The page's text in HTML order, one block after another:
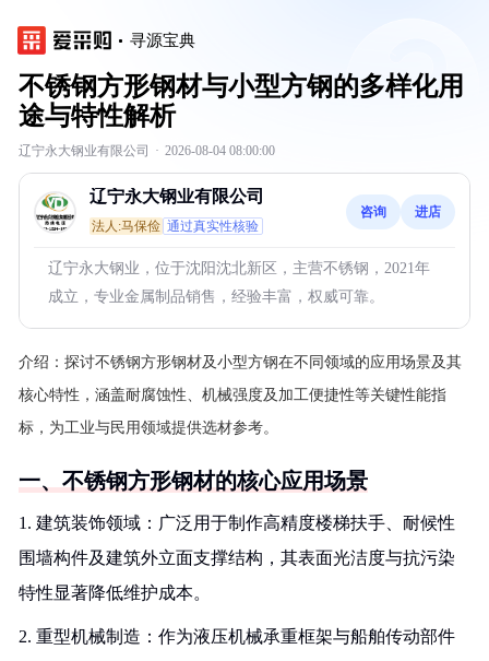
寻源宝典
不锈钢方形钢材与小型方钢的多样化用
途与特性解析
辽宁永大钢业有限公司 · 2026-08-04 08:00:00
辽宁永大钢业有限公司
法人:马保俭 通过真实性核验
咨询 进店
辽宁永大钢业，位于沈阳沈北新区，主营不锈钢，2021年
成立，专业金属制品销售，经验丰富，权威可靠。
介绍： 探讨不锈钢方形钢材及小型方钢在不同领域的应用场景及其
核心特性，涵盖耐腐蚀性、机械强度及加工便捷性等关键性能指
标，为工业与民用领域提供选材参考。
一、不锈钢方形钢材的核心应用场景
1. 建筑装饰领域：广泛用于制作高精度楼梯扶手、耐候性
围墙构件及建筑外立面支撑结构，其表面光洁度与抗污染
特性显著降低维护成本。
2. 重型机械制造：作为液压机械承重框架与船舶传动部件